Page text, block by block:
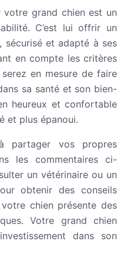
votre grand chien est un
C’est lui offrir un
et adapté à ses
en compte les critères
en mesure de faire
sa santé et son bien-
heureux et confortable
et plus épanoui.
partager vos propres
les commentaires ci-
un vétérinaire ou un
obtenir des conseils
chien présente des
Votre grand chien
dans son